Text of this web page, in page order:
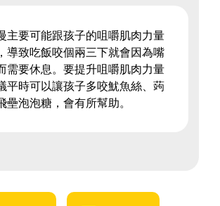
主要可能跟孩子的咀嚼肌肉力量
導致吃飯咬個兩三下就會因為嘴
需要休息。要提升咀嚼肌肉力量
平時可以讓孩子多咬魷魚絲、蒟
壘泡泡糖，會有所幫助。